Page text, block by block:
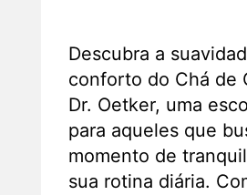
Descubra a
conforto do Chá de
Dr. Oetker, uma
para aqueles que
momento de
sua rotina diária.